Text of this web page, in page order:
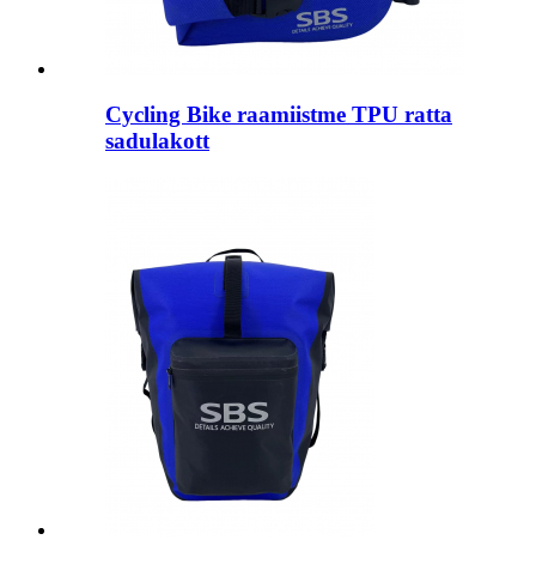
Cycling Bike raamiistme TPU ratta
sadulakott